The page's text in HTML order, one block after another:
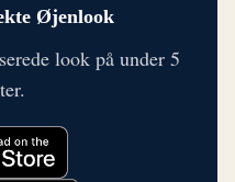
Øjenlook
look på under 5